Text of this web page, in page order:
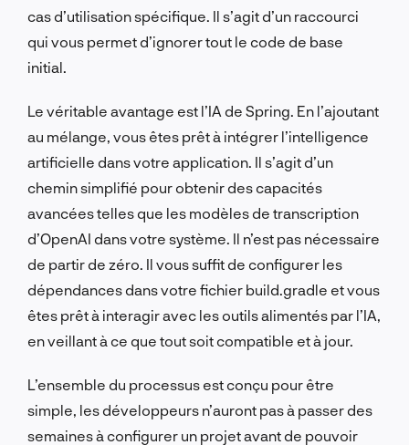
cas d’utilisation spécifique. Il s’agit d’un raccourci
qui vous permet d’ignorer tout le code de base
initial.
Le véritable avantage est l’IA de Spring. En l’ajoutant
au mélange, vous êtes prêt à intégrer l’intelligence
artificielle dans votre application. Il s’agit d’un
chemin simplifié pour obtenir des capacités
avancées telles que les modèles de transcription
d’OpenAI dans votre système. Il n’est pas nécessaire
de partir de zéro. Il vous suffit de configurer les
dépendances dans votre fichier build.gradle et vous
êtes prêt à interagir avec les outils alimentés par l’IA,
en veillant à ce que tout soit compatible et à jour.
L’ensemble du processus est conçu pour être
simple, les développeurs n’auront pas à passer des
semaines à configurer un projet avant de pouvoir